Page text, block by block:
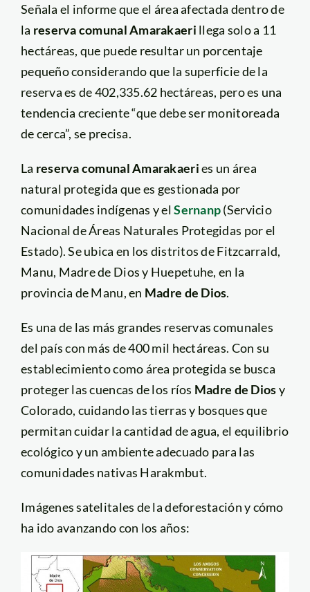
Señala el informe que el área afectada dentro de
la reserva comunal Amarakaeri llega solo a 11
hectáreas, que puede resultar un porcentaje
pequeño considerando que la superficie de la
reserva es de 402,335.62 hectáreas, pero es una
tendencia creciente “que debe ser monitoreada
de cerca”, se precisa.
La reserva comunal Amarakaeries un área
natural protegida que es gestionada por
comunidades indígenas y elSernanp(Servicio
Nacional de Áreas Naturales Protegidas por el
Estado). Se ubica en los distritos de Fitzcarrald,
Manu, Madre de Dios y Huepetuhe, en la
provincia de Manu, en Madre de Dios.
Es una de las más grandes reservas comunales
del país con más de 400 mil hectáreas. Con su
establecimiento como área protegida se busca
proteger las cuencas de los ríos Madre de Diosy
Colorado, cuidando las tierras y bosques que
permitan cuidar la cantidad de agua, el equilibrio
ecológico y un ambiente adecuado para las
comunidades nativas Harakmbut.
Imágenes satelitales de la deforestación y cómo
ha ido avanzando con los años: